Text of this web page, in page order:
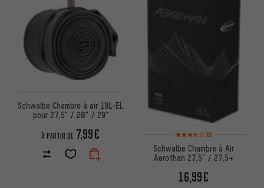
Schwalbe Chambre à air 19L-EL
pour 27,5" / 28" / 29"
À PARTIR DE 7,99€ Note moyenne : 3,5 sur 5
(6)
Schwalbe Chambre à Air
Aerothan 27,5" / 27,5+
16,99€